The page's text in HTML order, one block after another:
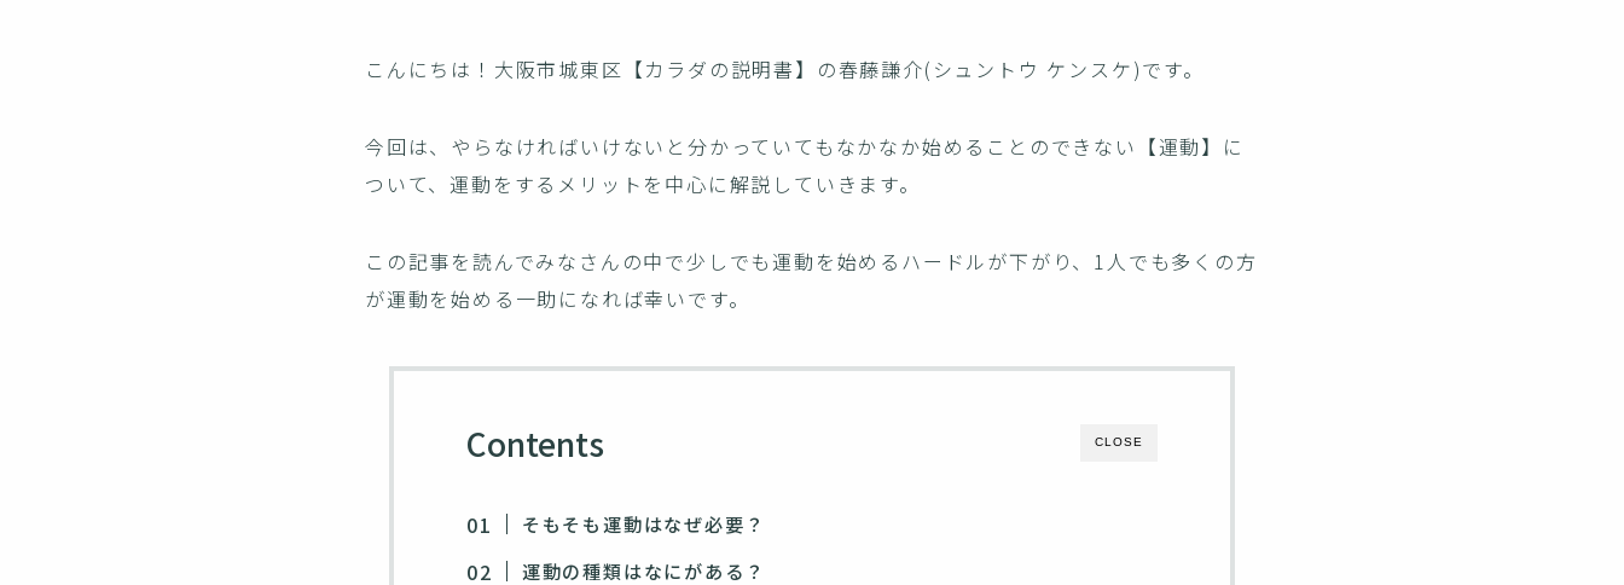
こんにちは！大阪市城東区【カラダの説明書】の春藤謙介(シュントウ ケンスケ)です。
今回は、やらなければいけないと分かっていてもなかなか始めることのできない【運動】に
ついて、運動をするメリットを中心に解説していきます。
この記事を読んでみなさんの中で少しでも運動を始めるハードルが下がり、1人でも多くの方
が運動を始める一助になれば幸いです。
CLOSE
Contents
そもそも運動はなぜ必要？
運動の種類はなにがある？